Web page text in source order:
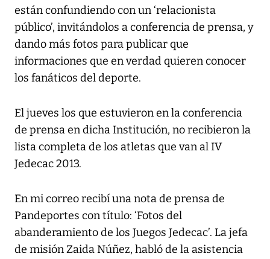
están confundiendo con un ‘relacionista
público’, invitándolos a conferencia de prensa, y
dando más fotos para publicar que
informaciones que en verdad quieren conocer
los fanáticos del deporte.
El jueves los que estuvieron en la conferencia
de prensa en dicha Institución, no recibieron la
lista completa de los atletas que van al IV
Jedecac 2013.
En mi correo recibí una nota de prensa de
Pandeportes con título: ‘Fotos del
abanderamiento de los Juegos Jedecac’. La jefa
de misión Zaida Núñez, habló de la asistencia